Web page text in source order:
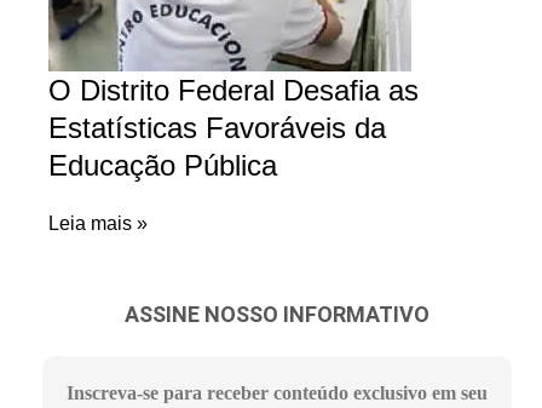
O Distrito Federal Desafia as
Estatísticas Favoráveis da
Educação Pública
Leia mais »
ASSINE NOSSO INFORMATIVO
Inscreva-se para receber conteúdo exclusivo em seu